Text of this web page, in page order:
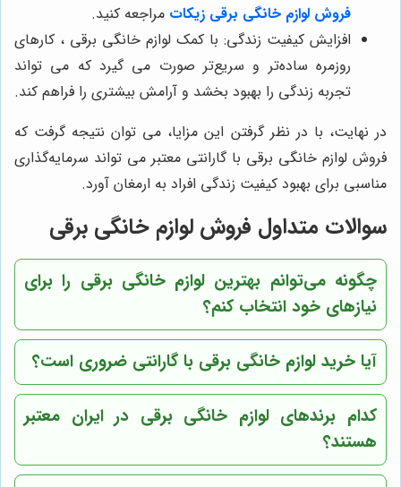
فروش لوازم خانگی برقی زیکات مراجعه کنید.
افزایش کیفیت زندگی: با کمک لوازم خانگی برقی ، کارهای
روزمره ساده‌تر و سریع‌تر صورت می گیرد که می تواند
تجربه زندگی را بهبود بخشد و آرامش بیشتری را فراهم کند.
در نهایت، با در نظر گرفتن این مزایا، می توان نتیجه گرفت که
فروش لوازم خانگی برقی با گارانتی معتبر می تواند سرمایه‌گذاری
مناسبی برای بهبود کیفیت زندگی افراد به ارمغان آورد.
سوالات متداول فروش لوازم خانگی برقی
چگونه می‌توانم بهترین لوازم خانگی برقی را برای
نیازهای خود انتخاب کنم؟
آیا خرید لوازم خانگی برقی با گارانتی ضروری است؟
کدام برندهای لوازم خانگی برقی در ایران معتبر
هستند؟